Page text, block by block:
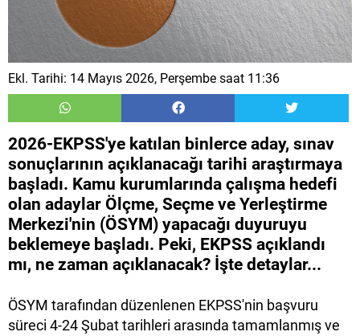
Ekl. Tarihi: 14 Mayıs 2026, Perşembe saat 11:36
2026-EKPSS'ye katılan binlerce aday, sınav
sonuçlarının açıklanacağı tarihi araştırmaya
başladı. Kamu kurumlarında çalışma hedefi
olan adaylar Ölçme, Seçme ve Yerleştirme
Merkezi'nin (ÖSYM) yapacağı duyuruyu
beklemeye başladı. Peki, EKPSS açıklandı
mı, ne zaman açıklanacak? İşte detaylar...
ÖSYM tarafından düzenlenen EKPSS'nin başvuru
süreci 4-24 Şubat tarihleri arasında tamamlanmış ve